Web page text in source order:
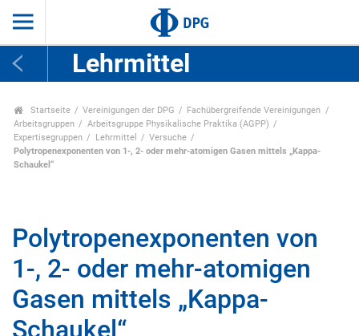
Lehrmittel
Startseite Vereinigungen der DPG
Fachübergreifende Vereinigungen
Arbeitsgruppen
Arbeitsgruppe Physikalische Praktika (AGPP)
Expertisegruppen
Lehrmittel
Versuche
Polytropenexponenten von 1-, 2- oder mehr-atomigen Gasen mittels „Kappa-
Schaukel“
Polytropenexponenten von
1-, 2- oder mehr-atomigen
Gasen mittels „Kappa-
Schaukel“